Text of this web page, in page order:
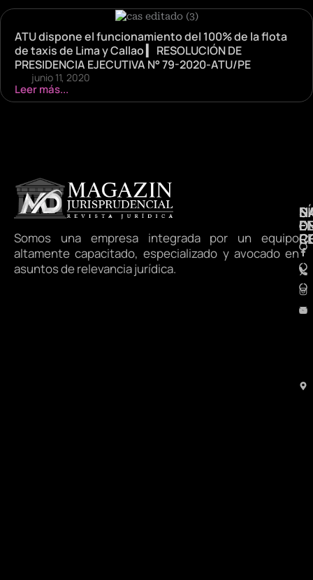
ATU dispone el funcionamiento del 100% de la flota
de taxis de Lima y Callao ▎ RESOLUCIÓN DE
PRESIDENCIA EJECUTIVA N° 79-2020-ATU/PE
junio 11, 2020
Leer más...
Somos una empresa integrada por un equipo
altamente capacitado, especializado y avocado en
asuntos de relevancia jurídica.